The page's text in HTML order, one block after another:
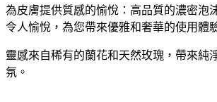
為皮膚提供質感的愉悅：高品質的濃密泡
令人愉悅，為您帶來優雅和奢華的使用體
靈感來自稀有的蘭花和天然玫瑰，帶來純
氛。